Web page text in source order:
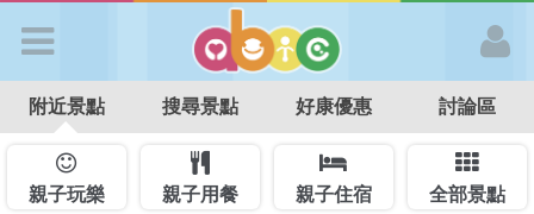
APP登入
首 頁
附近景點 搜尋景點 好康優惠 討論區
親子玩樂 親子用餐 親子住宿 全部景點